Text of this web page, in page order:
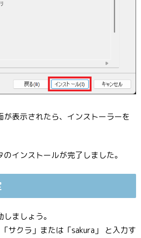
が表示されたら、インストーラーを
インストールが完了しました。
ましょう。
サクラ」または「sakura」 と入力す